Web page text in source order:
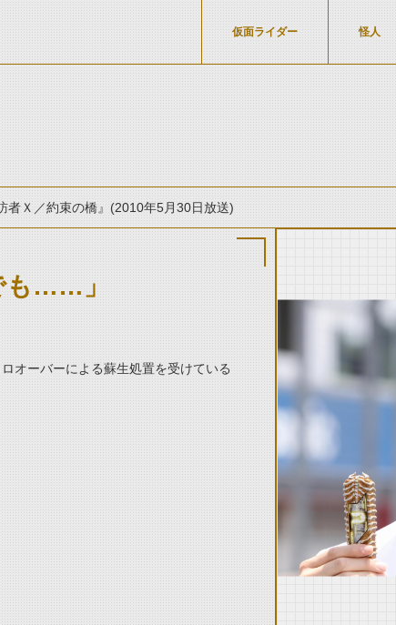
仮面ライダー 怪人
者Ｘ／約束の橋』(2010年5月30日放送)
も……」
オーバーによる蘇生処置を受けている thumbnail Prev